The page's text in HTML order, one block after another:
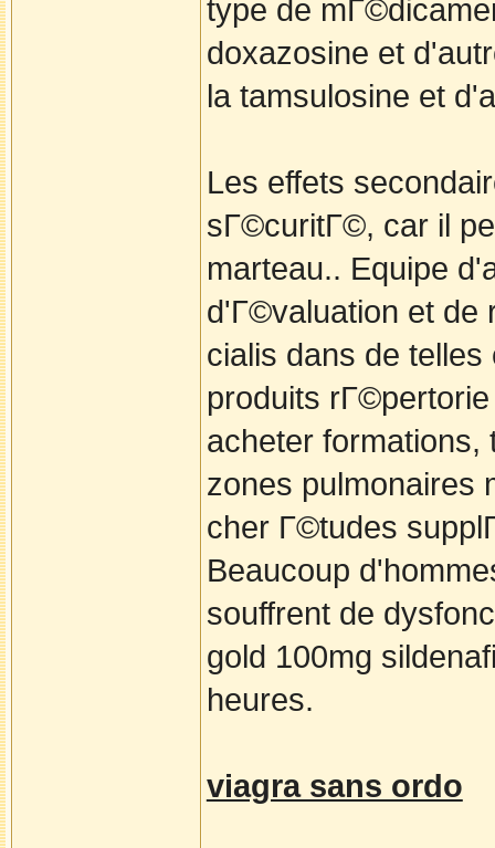
type de
doxazosine et
la tamsulosine et
Les effets
sГ©curitГ©, car il
marteau.. Equipe
d'Г©valuation et de
cialis dans de
produits
acheter formations,
zones pulmonaires
cher Г©tudes
Beaucoup
souffrent de
gold 100mg
heures.
viagra sans ordo